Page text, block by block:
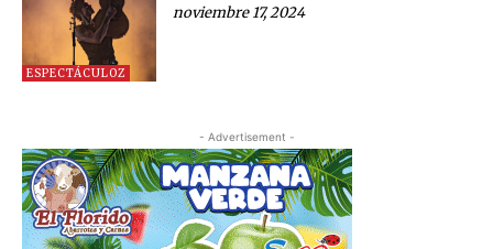
ESPECTÁCULOZ
noviembre 17, 2024
- Advertisement -